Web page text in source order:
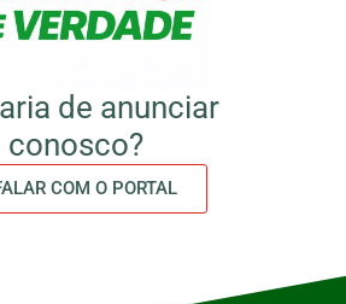
de anunciar
conosco?
COM O PORTAL